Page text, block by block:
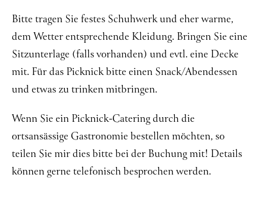
Bitte tragen Sie festes Schuhwerk und eher warme,
dem Wetter entsprechende Kleidung. Bringen Sie eine
Sitzunterlage (falls vorhanden) und evtl. eine Decke
mit. Für das Picknick bitte einen Snack/Abendessen
und etwas zu trinken mitbringen.
Wenn Sie ein Picknick-Catering durch die
ortsansässige Gastronomie bestellen möchten, so
teilen Sie mir dies bitte bei der Buchung mit! Details
können gerne telefonisch besprochen werden.